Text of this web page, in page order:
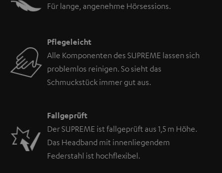
Für lange, angenehme Hörsessions.
Pflegeleicht
Alle Komponenten des SUPREME lassen sich
problemlos reinigen. So sieht das
Schmuckstück immer gut aus.
Fallgeprüft
Der SUPREME ist fallgeprüft aus 1,5 m Höhe.
Das Headband mit innenliegendem
Federstahl ist hochflexibel.